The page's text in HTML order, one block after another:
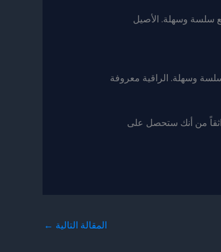
سلسة وسهلة. الأصيل
وسهلة. الراقية معروفة
من أنك ستحصل على
المقالة التالية ←